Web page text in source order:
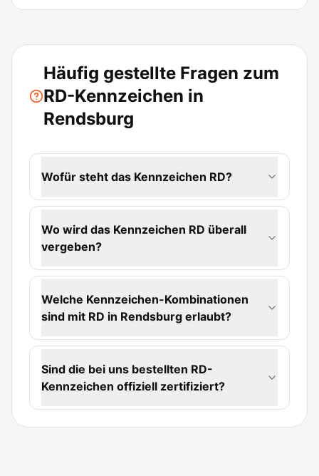
Häufig gestellte Fragen zum
RD-Kennzeichen in
Rendsburg
Wofür steht das Kennzeichen RD?
Wo wird das Kennzeichen RD überall
vergeben?
Welche Kennzeichen-Kombinationen
sind mit RD in Rendsburg erlaubt?
Sind die bei uns bestellten RD-
Kennzeichen offiziell zertifiziert?